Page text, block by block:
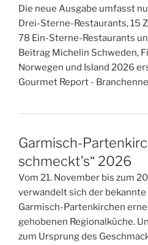
Die neue Ausgabe umfasst
Drei-Sterne-Restaurants, 15
78 Ein-Sterne-Restaurants
Beitrag Michelin Schweden,
Norwegen und Island 2026
Gourmet Report -
Garmisch-
schmeckt’s“ 2026
Vom 21. November bis zum
verwandelt sich der
Garmisch-Partenkirchen
gehobenen Regionalküche.
zum Ursprung des